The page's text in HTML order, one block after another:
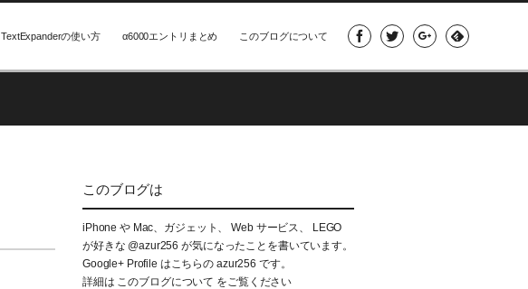
TextExpanderの使い方 α6000エントリまとめ このブログについて
このブログは
iPhone や Mac、ガジェット、 Web サービス、 LEGO
が好きな @azur256 が気になったことを書いています。
Google+ Profile はこちらの azur256 です。
詳細は このブログについて をご覧ください